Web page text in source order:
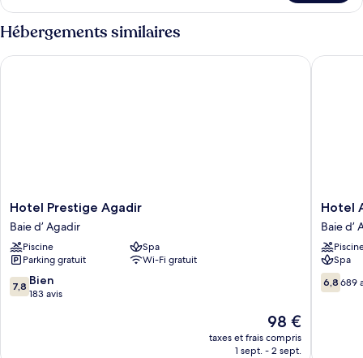
le
type
de
chambre
Chambre
Hébergements similaires
Hotel
Prestige
Agadir
Baie
d’
Agadir
Hotel Prestige Agadir
Baie d’ Agadir
Piscine
Spa
Parking gratuit
Wi-Fi gratuit
7.8
sur
7,8 Bien
183 avis
Le
nouveau
prix
98 €
taxes et frais compris
1 sept. - 2 sept.
Hotel Prestige Agadir
Hotel
Argana
Baie
d’
Agadir
Hotel
Spa
6.8
sur
6,8 689
Hotel